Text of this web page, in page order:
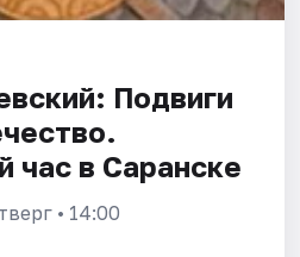
Подвиги
час в Саранске
• 14:00